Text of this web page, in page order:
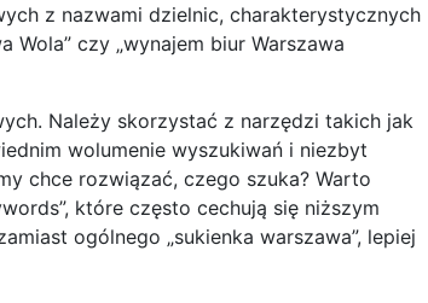
z nazwami dzielnic, charakterystycznych
czy „wynajem biur Warszawa
Należy skorzystać z narzędzi takich jak
wolumenie wyszukiwań i niezbyt
chce rozwiązać, czego szuka? Warto
które często cechują się niższym
ogólnego „sukienka warszawa”, lepiej